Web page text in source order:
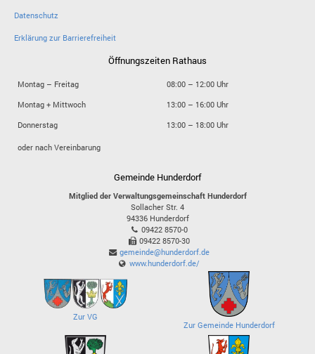
Datenschutz
Erklärung zur Barrierefreiheit
Öffnungszeiten Rathaus
Montag – Freitag
08:00 – 12:00 Uhr
Montag + Mittwoch
13:00 – 16:00 Uhr
Donnerstag
13:00 – 18:00 Uhr
oder nach Vereinbarung
Gemeinde Hunderdorf
Mitglied der Verwaltungsgemeinschaft Hunderdorf
Sollacher Str. 4
94336 Hunderdorf
09422 8570-0
09422 8570-30
gemeinde@hunderdorf.de
www.hunderdorf.de/
Zur VG
Zur Gemeinde Hunderdorf